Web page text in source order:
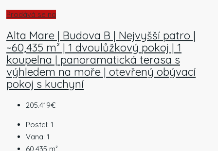
Prodává se na
Alta Mare | Budova B | Nejvyšší patro |
~60,435 m² | 1 dvoulůžkový pokoj | 1
koupelna | panoramatická terasa s
výhledem na moře | otevřený obývací
pokoj s kuchyní
205.419€
Postel: 1
Vana: 1
60,435 m²